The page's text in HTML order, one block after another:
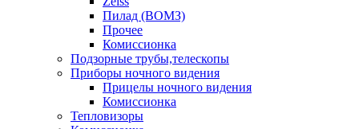
Пилад (ВОМЗ)
Прочее
Комиссионка
Подзорные трубы,телескопы
Приборы ночного видения
Прицелы ночного видения
Комиссионка
Тепловизоры